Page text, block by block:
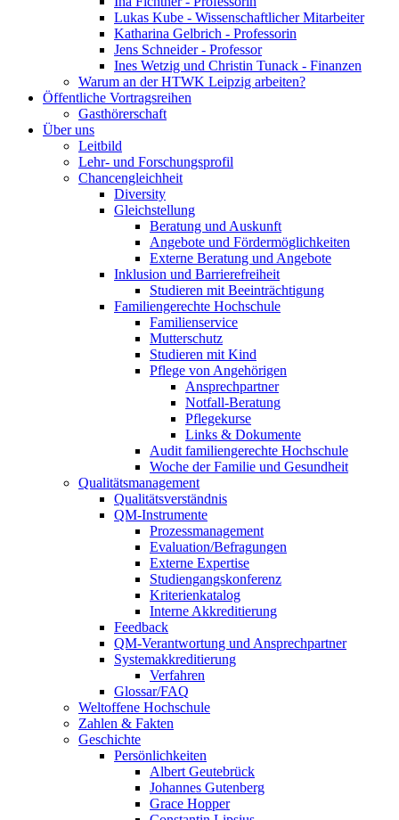
Lukas Kube - Wissenschaftlicher Mitarbeiter
Katharina Gelbrich - Professorin
Jens Schneider - Professor
Ines Wetzig und Christin Tunack - Finanzen
Warum an der HTWK Leipzig arbeiten?
Öffentliche Vortragsreihen
Gasthörerschaft
Über uns
Leitbild
Lehr- und Forschungsprofil
Chancengleichheit
Diversity
Gleichstellung
Beratung und Auskunft
Angebote und Fördermöglichkeiten
Externe Beratung und Angebote
Inklusion und Barrierefreiheit
Studieren mit Beeinträchtigung
Familiengerechte Hochschule
Familienservice
Mutterschutz
Studieren mit Kind
Pflege von Angehörigen
Ansprechpartner
Notfall-Beratung
Pflegekurse
Links & Dokumente
Audit familiengerechte Hochschule
Woche der Familie und Gesundheit
Qualitätsmanagement
Qualitätsverständnis
QM-Instrumente
Prozessmanagement
Evaluation/Befragungen
Externe Expertise
Studiengangskonferenz
Kriterienkatalog
Interne Akkreditierung
Feedback
QM-Verantwortung und Ansprechpartner
Systemakkreditierung
Verfahren
Glossar/FAQ
Weltoffene Hochschule
Zahlen & Fakten
Geschichte
Persönlichkeiten
Albert Geutebrück
Johannes Gutenberg
Grace Hopper